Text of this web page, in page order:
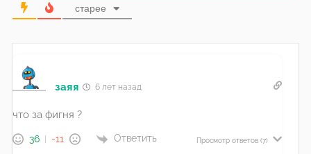
старее
заяя 6 лет назад
что за фигня ?
36 -11 Ответить Просмотр ответов (7)